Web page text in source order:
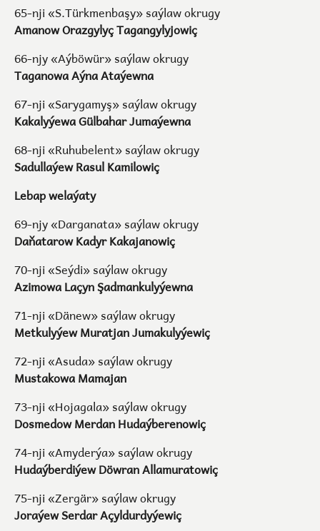
65-nji «S.Türkmenbaşy» saýlaw okrugy
Amanow Orazgylyç Tagangylyjowiç
66-njy «Aýböwür» saýlaw okrugy
Taganowa Aýna Ataýewna
67-nji «Sarygamyş» saýlaw okrugy
Kakalyýewa Gülbahar Jumaýewna
68-nji «Ruhubelent» saýlaw okrugy
Sadullaýew Rasul Kamilowiç
Lebap welaýaty
69-njy «Darganata» saýlaw okrugy
Daňatarow Kadyr Kakajanowiç
70-nji «Seýdi» saýlaw okrugy
Azimowa Laçyn Şadmankulyýewna
71-nji «Dänew» saýlaw okrugy
Metkulyýew Muratjan Jumakulyýewiç
72-nji «Asuda» saýlaw okrugy
Mustakowa Mamajan
73-nji «Hojagala» saýlaw okrugy
Dosmedow Merdan Hudaýberenowiç
74-nji «Amyderýa» saýlaw okrugy
Hudaýberdiýew Döwran Allamuratowiç
75-nji «Zergär» saýlaw okrugy
Joraýew Serdar Açyldurdyýewiç